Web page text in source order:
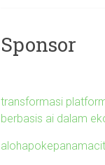
Sponsor
transformasi
berbasis ai dalam